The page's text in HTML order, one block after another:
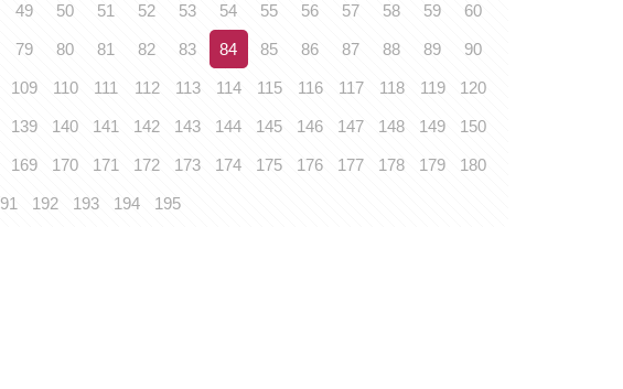
49 50 51 52 53 54 55 56 57 58 59 60
79 80 81 82 83 84 85 86 87 88 89 90
109 110 111 112 113 114 115 116 117 118 119 120
139 140 141 142 143 144 145 146 147 148 149 150
169 170 171 172 173 174 175 176 177 178 179 180
192 193 194 195